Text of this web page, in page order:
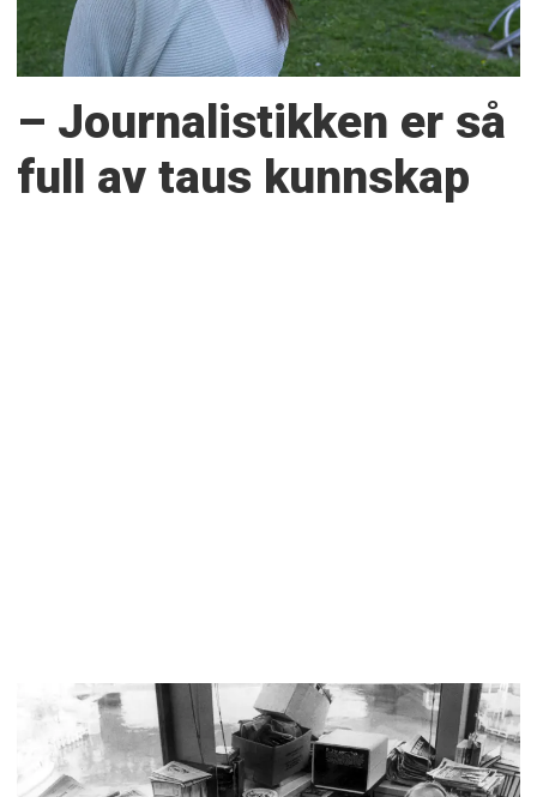
– Journalistikken er så
full av taus kunnskap